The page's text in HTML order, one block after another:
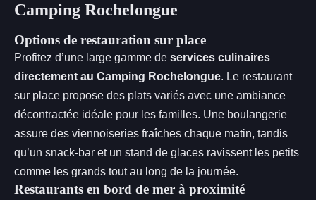
Camping Rochelongue
Options de restauration sur place
Profitez d’une large gamme de services culinaires
directement au Camping Rochelongue. Le restaurant
sur place propose des plats variés avec une ambiance
décontractée idéale pour les familles. Une boulangerie
assure des viennoiseries fraîches chaque matin, tandis
qu’un snack-bar et un stand de glaces ravissent les petits
comme les grands tout au long de la journée.
Restaurants en bord de mer à proximité